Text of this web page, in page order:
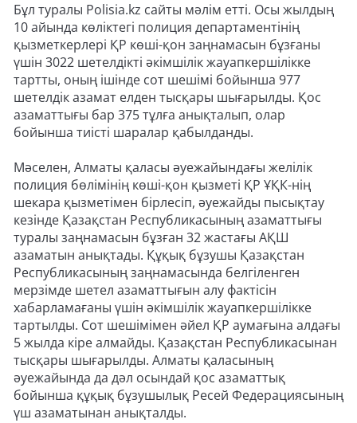
Бұл туралы Polisia.kz сайты мәлім етті. Осы жылдың
10 айында көліктегі полиция департаментінің
қызметкерлері ҚР көші-қон заңнамасын бұзғаны
үшін 3022 шетелдікті әкімшілік жауапкершілікке
тартты, оның ішінде сот шешімі бойынша 977
шетелдік азамат елден тысқары шығарылды. Қос
азаматтығы бар 375 тұлға анықталып, олар
бойынша тиісті шаралар қабылданды.
Мәселен, Алматы қаласы әуежайындағы желілік
полиция бөлімінің көші-қон қызметі ҚР ҰҚК-нің
шекара қызметімен бірлесіп, әуежайды пысықтау
кезінде Қазақстан Республикасының азаматтығы
туралы заңнамасын бұзған 32 жастағы АҚШ
азаматын анықтады. Құқық бұзушы Қазақстан
Республикасының заңнамасында белгіленген
мерзімде шетел азаматтығын алу фактісін
хабарламағаны үшін әкімшілік жауапкершілікке
тартылды. Сот шешімімен әйел ҚР аумағына алдағы
5 жылда кіре алмайды. Қазақстан Республикасынан
тысқары шығарылды. Алматы қаласының
әуежайында да дәл осындай қос азаматтық
бойынша құқық бұзушылық Ресей Федерациясының
үш азаматынан анықталды.